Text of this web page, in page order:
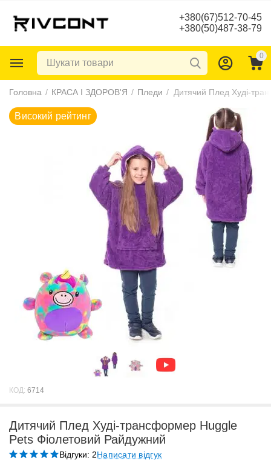
+380(67)512-70-45
+380(50)487-38-79
0
Головна / КРАСА І ЗДОРОВ'Я / Пледи /
КОД: 6714
Дитячий Плед Худі-трансформер Huggle
Pets Фіолетовий Райдужний
Відгуки: 2Написати відгук